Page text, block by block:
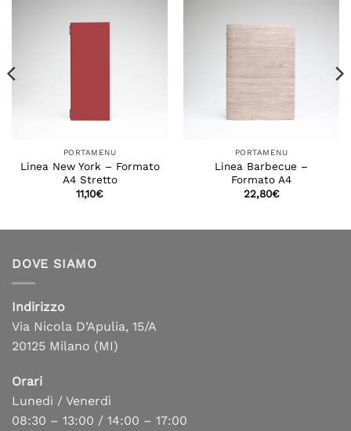
PORTAMENU
Linea New York – Formato
A4 Stretto
11,10€
PORTAMENU
Linea Barbecue –
Formato A4
22,80€
DOVE SIAMO
Indirizzo
Via Nicola D’Apulia, 15/A
20125 Milano (MI)
Orari
Lunedì / Venerdì
08:30 – 13:00 / 14:00 – 17:00